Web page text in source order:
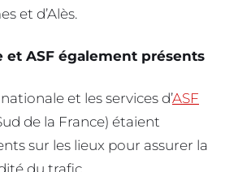
et d’Alès.
et ASF également présents
et les services d’ASF
de la France) étaient
sur les lieux pour assurer la
du trafic.